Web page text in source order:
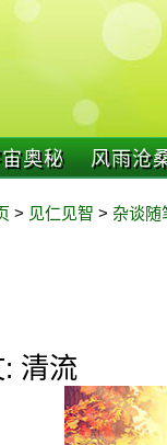
奥秘 风雨沧
> 见仁见智 > 杂谈随
清流